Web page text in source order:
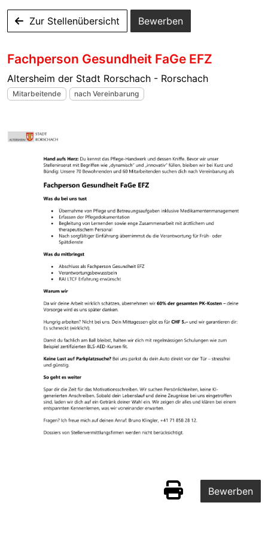
Zur Stellenübersicht Bewerben
Fachperson Gesundheit FaGe EFZ
Altersheim der Stadt Rorschach - Rorschach
Mitarbeitende nach Vereinbarung
Bewerben